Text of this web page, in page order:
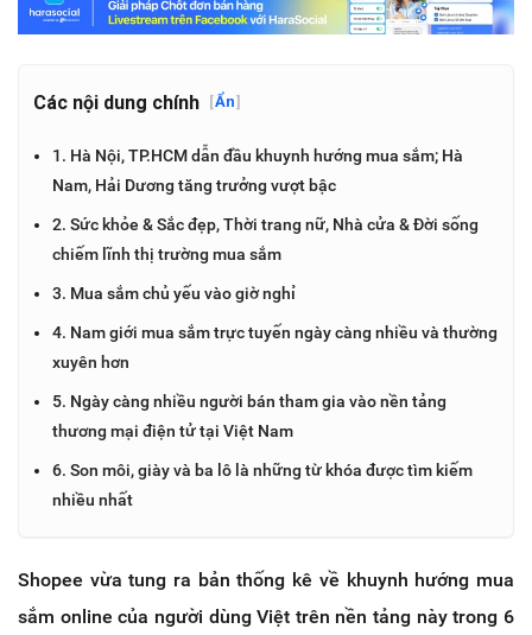
Các nội dung chính [Ẩn]
1. Hà Nội, TP.HCM dẫn đầu khuynh hướng mua sắm; Hà
Nam, Hải Dương tăng trưởng vượt bậc
2. Sức khỏe & Sắc đẹp, Thời trang nữ, Nhà cửa & Đời sống
chiếm lĩnh thị trường mua sắm
3. Mua sắm chủ yếu vào giờ nghỉ
4. Nam giới mua sắm trực tuyến ngày càng nhiều và thường
xuyên hơn
5. Ngày càng nhiều người bán tham gia vào nền tảng
thương mại điện tử tại Việt Nam
6. Son môi, giày và ba lô là những từ khóa được tìm kiếm
nhiều nhất
Shopee vừa tung ra bản thống kê về khuynh hướng mua
sắm online của người dùng Việt trên nền tảng này trong 6